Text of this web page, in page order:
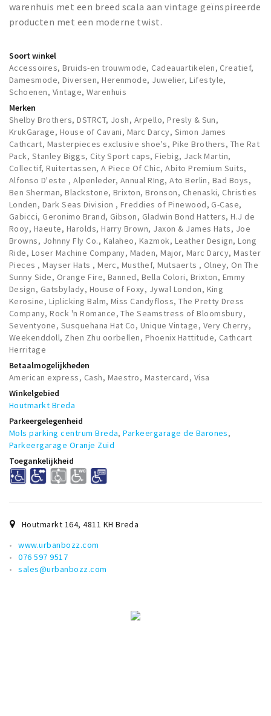
warenhuis met een breed scala aan vintage geïnspireerde
producten met een moderne twist.
Soort winkel
Accessoires, Bruids-en trouwmode, Cadeauartikelen, Creatief,
Damesmode, Diversen, Herenmode, Juwelier, Lifestyle,
Schoenen, Vintage, Warenhuis
Merken
Shelby Brothers, DSTRCT, Josh, Arpello, Presly & Sun,
KrukGarage, House of Cavani, Marc Darcy, Simon James
Cathcart, Masterpieces exclusive shoe's, Pike Brothers, The Rat
Pack, Stanley Biggs, City Sport caps, Fiebig, Jack Martin,
Collectif, Ruitertassen, A Piece Of Chic, Abito Premium Suits,
Alfonso D'este , Alpenleder, Annual RIng, Ato Berlin, Bad Boys,
Ben Sherman, Blackstone, Brixton, Bronson, Chenaski, Christies
Londen, Dark Seas Division , Freddies of Pinewood, G-Case,
Gabicci, Geronimo Brand, Gibson, Gladwin Bond Hatters, H.J de
Rooy, Haeute, Harolds, Harry Brown, Jaxon & James Hats, Joe
Browns, Johnny Fly Co., Kalaheo, Kazmok, Leather Design, Long
Ride, Loser Machine Company, Maden, Major, Marc Darcy, Master
Pieces , Mayser Hats , Merc, Musthef, Mutsaerts , Olney, On The
Sunny Side, Orange Fire, Banned, Bella Colori, Brixton, Emmy
Design, Gatsbylady, House of Foxy, Jywal London, King
Kerosine, Liplicking Balm, Miss Candyfloss, The Pretty Dress
Company, Rock 'n Romance, The Seamstress of Bloomsbury,
Seventyone, Susquehana Hat Co, Unique Vintage, Very Cherry,
Weekenddoll, Zhen Zhu oorbellen, Phoenix Hattitude, Cathcart
Herritage
Betaalmogelijkheden
American express, Cash, Maestro, Mastercard, Visa
Winkelgebied
Houtmarkt Breda
Parkeergelegenheid
Mols parking centrum Breda,Parkeergarage de Barones,
Parkeergarage Oranje Zuid
Toegankelijkheid
Houtmarkt 164,4811 KHBreda
www.urbanbozz.com
076 597 9517
sales@urbanbozz.com